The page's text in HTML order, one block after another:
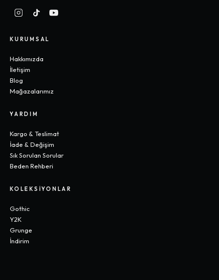
KURUMSAL
Hakkımızda
İletişim
Blog
Mağazalarımız
YARDIM
Kargo & Teslimat
İade & Değişim
Sık Sorulan Sorular
Beden Rehberi
KOLEKSIYONLAR
Gothic
Y2K
Grunge
İndirim